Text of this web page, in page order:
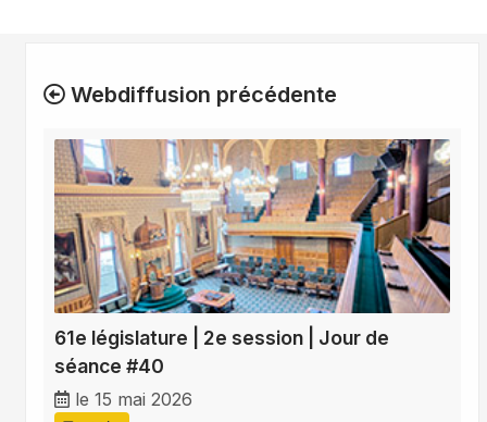
Webdiffusion précédente
61e législature | 2e session | Jour de
séance #40
le 15 mai 2026